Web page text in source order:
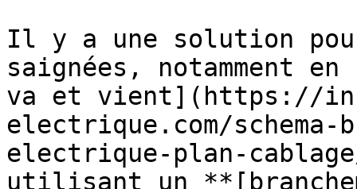
Il y a une solution
saignées, notamment
va et vient](https://
electrique.com/
electrique-plan-
utilisant un